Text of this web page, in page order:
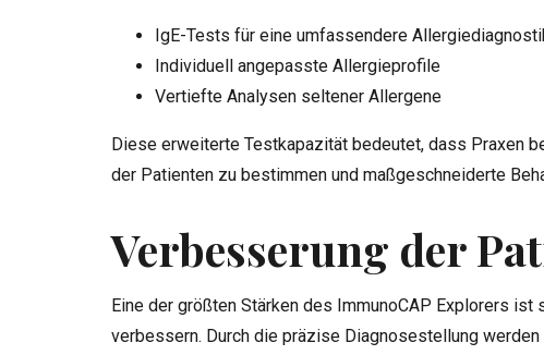
IgE-Tests für eine umfassendere
Individuell angepasste Allergieprofile
Vertiefte Analysen seltener Allergene
Diese erweiterte Testkapazität bedeutet, dass Praxen
der Patienten zu bestimmen und maßgeschneiderte
Verbesserung der
Eine der größten Stärken des ImmunoCAP Explorers
verbessern. Durch die präzise Diagnosestellung